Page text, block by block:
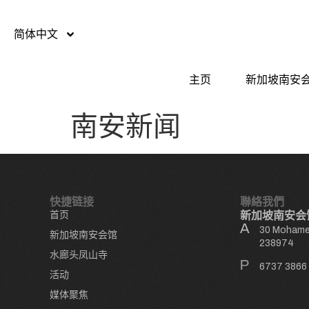
简体中文
主页 新加坡南安
南安新闻
快捷链接
首页
新加坡南安会馆
水廊头凤山寺
活动
媒体聚焦
聯絡我們
新加坡南安会
30
238974
6737 3866